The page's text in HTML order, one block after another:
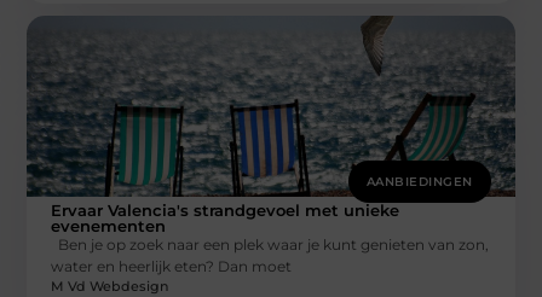
AANBIEDINGEN
Ervaar Valencia's strandgevoel met unieke
evenementen
Ben je op zoek naar een plek waar je kunt genieten van zon,
water en heerlijk eten? Dan moet
M Vd Webdesign